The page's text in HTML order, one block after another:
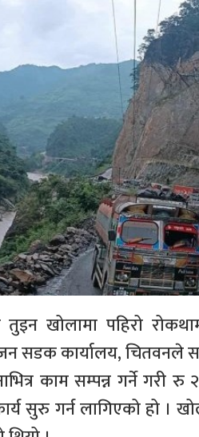
खोलामा पहिरो
सडक कार्यालय, चितवनले
काम सम्पन्न गर्ने
सुरु गर्न लागिएको हो ।